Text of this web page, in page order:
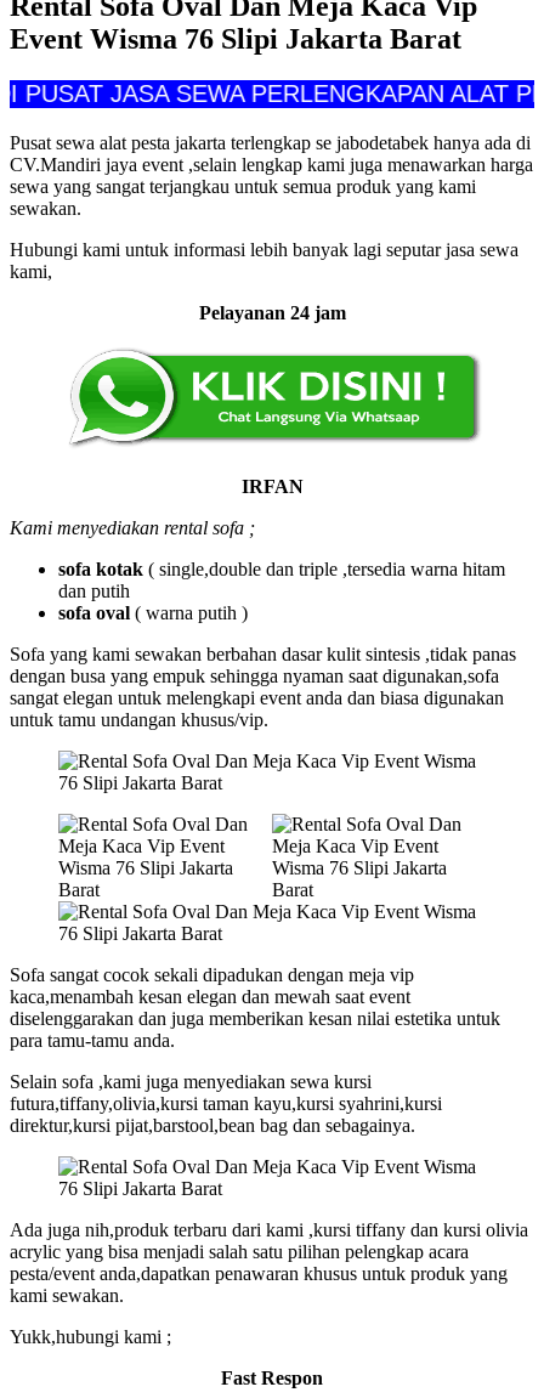
Event Wisma 76 Slipi Jakarta Barat
JASA SEWA PERLENGKAPAN ALAT PESTA
Pusat sewa alat pesta jakarta terlengkap se jabodetabek hanya ada di
CV.Mandiri jaya event ,selain lengkap kami juga menawarkan harga
sewa yang sangat terjangkau untuk semua produk yang kami
sewakan.
Hubungi kami untuk informasi lebih banyak lagi seputar jasa sewa
kami,
Pelayanan 24 jam
IRFAN
Kami menyediakan rental sofa ;
sofa kotak ( single,double dan triple ,tersedia warna hitam
dan putih
sofa oval ( warna putih )
Sofa yang kami sewakan berbahan dasar kulit sintesis ,tidak panas
dengan busa yang empuk sehingga nyaman saat digunakan,sofa
sangat elegan untuk melengkapi event anda dan biasa digunakan
untuk tamu undangan khusus/vip.
Sofa sangat cocok sekali dipadukan dengan meja vip
kaca,menambah kesan elegan dan mewah saat event
diselenggarakan dan juga memberikan kesan nilai estetika untuk
para tamu-tamu anda.
Selain sofa ,kami juga menyediakan sewa kursi
futura,tiffany,olivia,kursi taman kayu,kursi syahrini,kursi
direktur,kursi pijat,barstool,bean bag dan sebagainya.
Ada juga nih,produk terbaru dari kami ,kursi tiffany dan kursi olivia
acrylic yang bisa menjadi salah satu pilihan pelengkap acara
pesta/event anda,dapatkan penawaran khusus untuk produk yang
kami sewakan.
Yukk,hubungi kami ;
Fast Respon